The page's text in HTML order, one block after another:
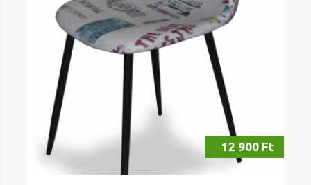
12 900 Ft